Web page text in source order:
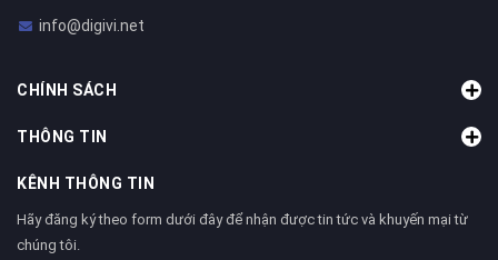
info@digivi.net
CHÍNH SÁCH
THÔNG TIN
KÊNH THÔNG TIN
Hãy đăng ký theo form dưới đây để nhận được tin tức và khuyến mại từ
chúng tôi.